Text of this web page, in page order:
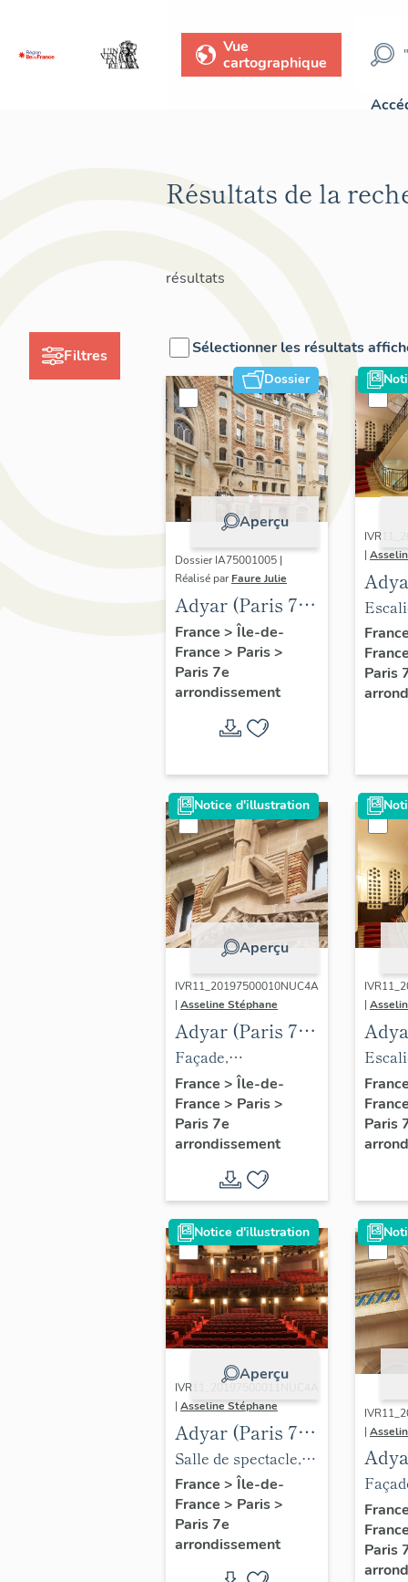
Vue
cartographique
Filtres
Résultats de la
résultats
Sélectionner les résultats
Dossier
Aperçu
Dossier IA75001005 |
Réalisé par Faure Julie
Adyar (Paris 7e
arrondissement),
salle (actuel
théâtre de la
France > Île-de-
France > Paris>
Paris 7e
arrondissement
|
Paris
Notice d'illustration
Aperçu
IVR11_20197500010NUC4A
| Asseline Stéphane
Adyar (Paris 7e
arrondissement),
salle (actuel
théâtre de la
Tour Eiffel)
Façade,
couronnement de
l'entrée-porche,
lotus
France > Île-de-
France > Paris>
Paris 7e
arrondissement
|
Paris
Notice d'illustration
Aperçu
IVR11_20197500011NUC4A
| Asseline Stéphane
Adyar (Paris 7e
arrondissement),
salle (actuel
théâtre de la
Tour Eiffel)
Salle de spectacle,
vue depuis la scène
des balcons
France > Île-de-
France > Paris>
Paris 7e
arrondissement
|
Paris